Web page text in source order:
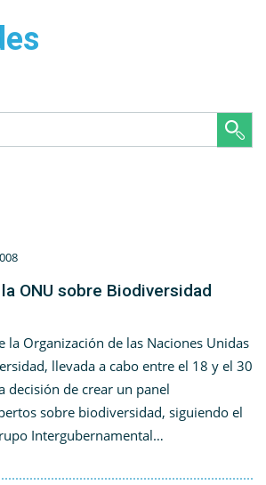
ONU sobre Biodiversidad
la Organización de las Naciones Unidas
llevada a cabo entre el 18 y el 30
decisión de crear un panel
sobre biodiversidad, siguiendo el
Intergubernamental…